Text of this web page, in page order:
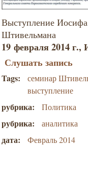
Выступление
Штивельмана
19 февраля 2014 г.,
Слушать запись
Tags:
семинар
выступление
рубрика: Политика
рубрика: аналитика
дата: Февраль 2014